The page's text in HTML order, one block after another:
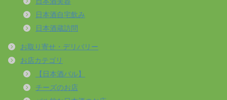
日本酒自宅飲み
日本酒蔵訪問
お取り寄せ・デリバリー
お店カテゴリ
【日本酒バル】
チーズのお店